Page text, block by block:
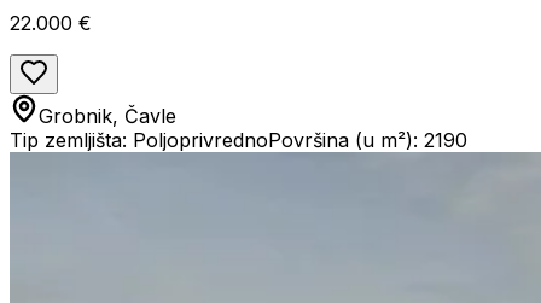
22.000 €
Grobnik, Čavle
Tip zemljišta: PoljoprivrednoPovršina (u m²): 2190